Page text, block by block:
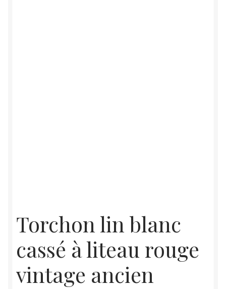
Torchon lin blanc
cassé à liteau rouge
vintage ancien